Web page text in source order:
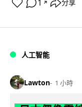
1 ↗ 分享
人工智能
Lawton 1 小時